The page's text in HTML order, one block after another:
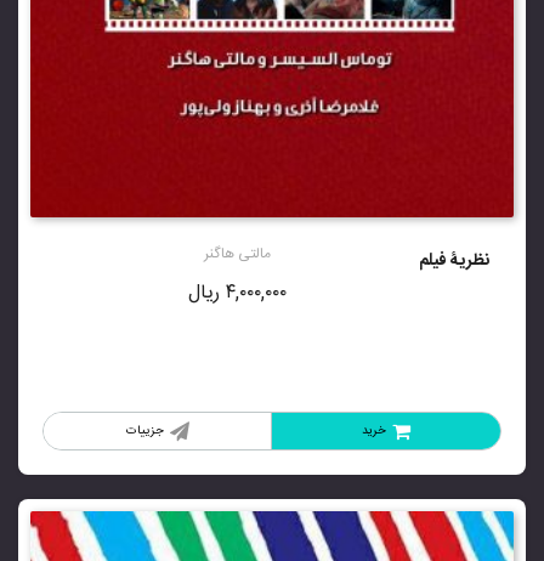
نظریۀ فیلم مالتی هاگنر
۴,۰۰۰,۰۰۰ ریال
جزییات خرید